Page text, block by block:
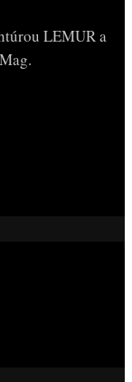
LEMUR a